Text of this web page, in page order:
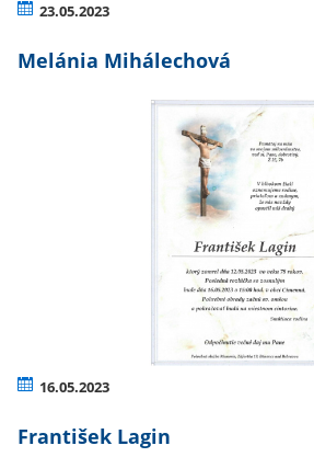
23.05.2023
Melánia Mihálechová
16.05.2023
František Lagin